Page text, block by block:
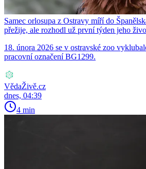
Samec orlosupa z Ostravy míří do
přežije, ale rozhodl už první týden jeho
18. února 2026 se v ostravské zoo
pracovní označení BG1299.
VědaŽivě.cz
dnes, 04:39
4 min